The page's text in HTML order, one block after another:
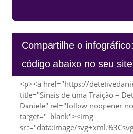
Compartilhe o
código abaixo no seu